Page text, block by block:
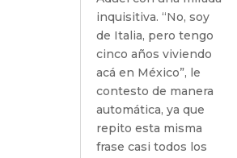
inquisitiva. “No, soy
de Italia, pero tengo
cinco años viviendo
acá en México”, le
contesto de manera
automática, ya que
repito esta misma
frase casi todos los